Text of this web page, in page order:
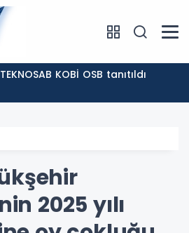
KOBİ OSB tanıtıldı
2025 yılı